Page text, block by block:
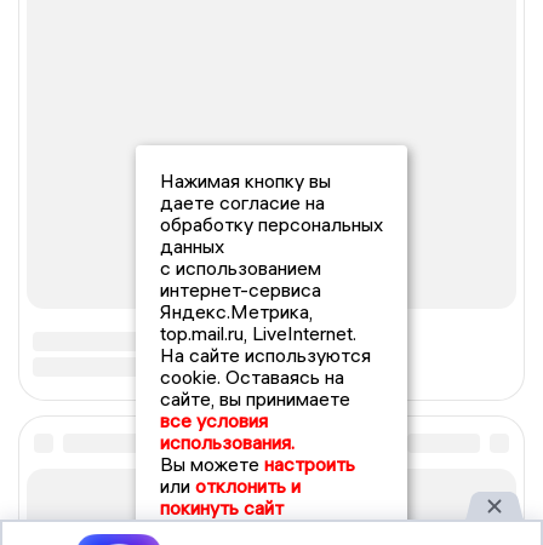
Нажимая кнопку вы
даете согласие на
обработку персональных
данных
с использованием
интернет-сервиса
Яндекс.Метрика,
top.mail.ru, LiveInternet.
На сайте используются
cookie. Оставаясь на
сайте, вы принимаете
все условия
использования.
Вы можете настроить
или отклонить и
покинуть сайт